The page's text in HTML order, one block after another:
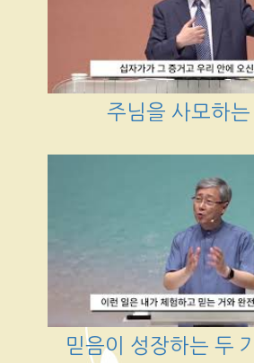
주님을 사모하
믿음이 성장하는 두